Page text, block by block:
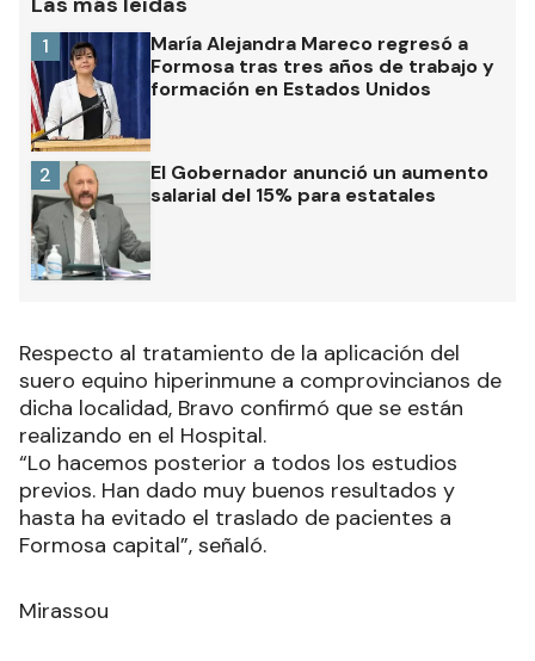
María Alejandra Mareco regresó a
Formosa tras tres años de trabajo y
formación en Estados Unidos
1
El Gobernador anunció un aumento
salarial del 15% para estatales
2
Respecto al tratamiento de la aplicación del
suero equino hiperinmune a comprovincianos de
dicha localidad, Bravo confirmó que se están
realizando en el Hospital.
“Lo hacemos posterior a todos los estudios
previos. Han dado muy buenos resultados y
hasta ha evitado el traslado de pacientes a
Formosa capital”, señaló.
Mirassou